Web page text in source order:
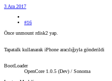
3 Ara 2017
#16
Önce unmount rdisk2 yap.
Tapatalk kullanarak iPhone aracılığıyla gönderildi
BootLoader
OpenCore 1.0.5 (Dev) / Sonoma